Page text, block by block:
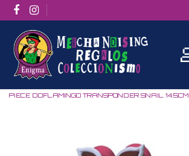
PIECE DOFLAMINGO TRANSPONDER SNAIL 14.5CM